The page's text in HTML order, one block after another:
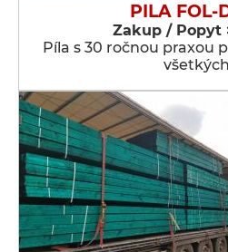
PILA FOL-
Zakup / Popyt
Píla s 30 ročnou praxou